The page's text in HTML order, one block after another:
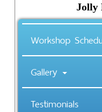
Jolly
Workshop
Gallery
Testimonials